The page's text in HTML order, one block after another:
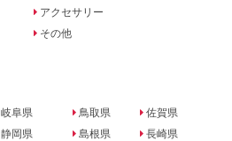
アクセサリー
その他
岐阜県
静岡県
鳥取県
島根県
佐賀県
長崎県